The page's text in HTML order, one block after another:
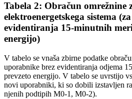
Tabela 2: Obračun omrežnine
elektroenergetskega sistema
evidentiranja 15-minutnih
energijo)
V tabelo se vnaša zbirne podatke
uporabnike brez evidentiranja odjema
prevzeto energijo. V tabelo se uvrstijo
novi uporabniki, ki so dobili izstavljen
njenih podtipih M0-1, M0-2).